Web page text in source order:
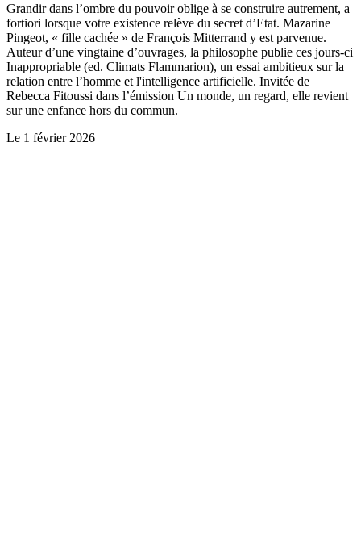
Grandir dans l’ombre du pouvoir oblige à se construire autrement, a
fortiori lorsque votre existence relève du secret d’Etat. Mazarine
Pingeot, « fille cachée » de François Mitterrand y est parvenue.
Auteur d’une vingtaine d’ouvrages, la philosophe publie ces jours-ci
Inappropriable (ed. Climats Flammarion), un essai ambitieux sur la
relation entre l’homme et l'intelligence artificielle. Invitée de
Rebecca Fitoussi dans l’émission Un monde, un regard, elle revient
sur une enfance hors du commun.
Le 1 février 2026